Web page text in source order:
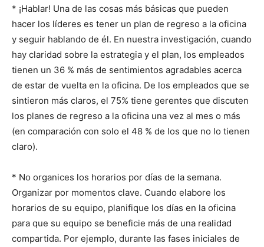
* ¡Hablar! Una de las cosas más básicas que pueden
hacer los líderes es tener un plan de regreso a la oficina
y seguir hablando de él. En nuestra investigación, cuando
hay claridad sobre la estrategia y el plan, los empleados
tienen un 36 % más de sentimientos agradables acerca
de estar de vuelta en la oficina. De los empleados que se
sintieron más claros, el 75% tiene gerentes que discuten
los planes de regreso a la oficina una vez al mes o más
(en comparación con solo el 48 % de los que no lo tienen
claro).
* No organices los horarios por días de la semana.
Organizar por momentos clave. Cuando elabore los
horarios de su equipo, planifique los días en la oficina
para que su equipo se beneficie más de una realidad
compartida. Por ejemplo, durante las fases iniciales de